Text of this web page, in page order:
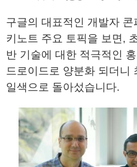
구글의 대표적인 개발자
키노트 주요 토픽을 보면,
반 기술에 대한 적극적인
드로이드로 양분화 되더니
일색으로 돌아섰습니다.